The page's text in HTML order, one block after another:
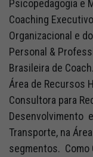
Psicopedagogia e
Coaching
Organizacional e
Personal &
Brasileira de
Área de Recursos
Consultora para
Desenvolvimento
Transporte, na
segmentos.